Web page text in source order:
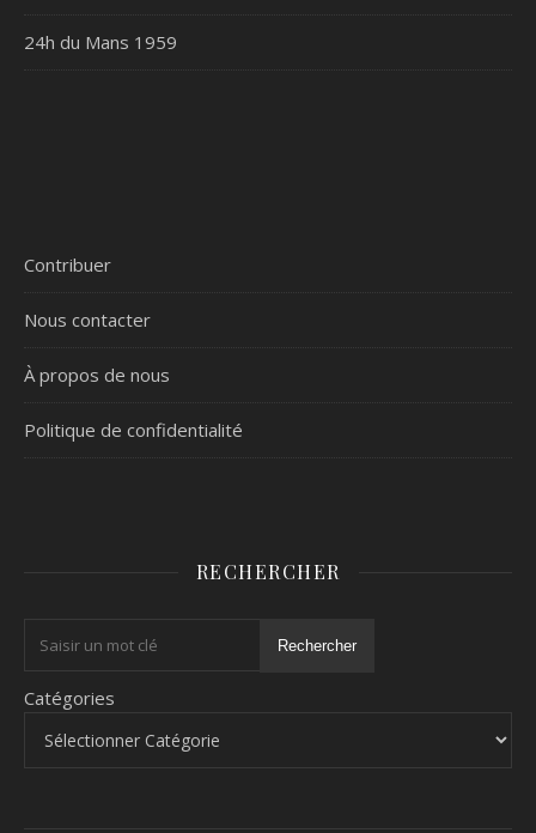
24h du Mans 1959
Contribuer
Nous contacter
À propos de nous
Politique de confidentialité
RECHERCHER
Rechercher
Catégories